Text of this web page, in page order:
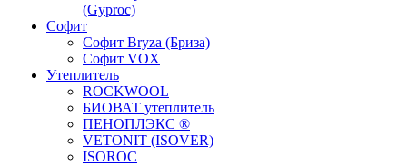
(Gyproc)
Софит
Софит Bryza (Бриза)
Софит VOX
Утеплитель
ROCKWOOL
БИОВАТ утеплитель
ПЕНОПЛЭКС ®
VETONIT (ISOVER)
ISOROC